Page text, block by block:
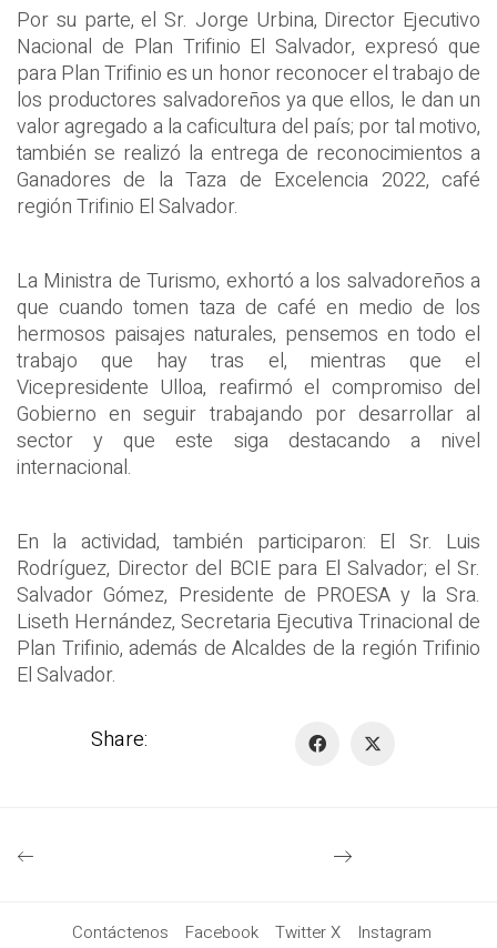
Por su parte, el Sr. Jorge Urbina, Director Ejecutivo
Nacional de Plan Trifinio El Salvador, expresó que
para Plan Trifinio es un honor reconocer el trabajo de
los productores salvadoreños ya que ellos, le dan un
valor agregado a la caficultura del país; por tal motivo,
también se realizó la entrega de reconocimientos a
Ganadores de la Taza de Excelencia 2022, café
región Trifinio El Salvador.
La Ministra de Turismo, exhortó a los salvadoreños a
que cuando tomen taza de café en medio de los
hermosos paisajes naturales, pensemos en todo el
trabajo que hay tras el, mientras que el
Vicepresidente Ulloa, reafirmó el compromiso del
Gobierno en seguir trabajando por desarrollar al
sector y que este siga destacando a nivel
internacional.
En la actividad, también participaron: El Sr. Luis
Rodríguez, Director del BCIE para El Salvador; el Sr.
Salvador Gómez, Presidente de PROESA y la Sra.
Liseth Hernández, Secretaria Ejecutiva Trinacional de
Plan Trifinio, además de Alcaldes de la región Trifinio
El Salvador.
Share:
Contáctenos Facebook Twitter X Instagram